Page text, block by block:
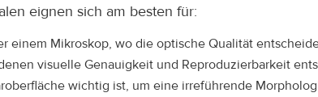
eignen sich am besten für:
einem Mikroskop, wo die optische Qualität
visuelle Genauigkeit und Reproduzierbarkeit
wichtig ist, um eine irreführende